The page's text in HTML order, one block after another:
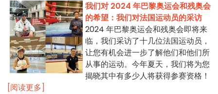
我们对 2024 年巴黎奥运会和残奥会
的希望：我们对法国运动员的采访
2024 年巴黎奥运会和残奥会即将来
临，我们采访了十几位法国运动员，
让您有机会进一步了解他们和他们所
从事的运动。今年夏天，我们将为您
揭晓其中有多少人将获得参赛资格！
[阅读更多]